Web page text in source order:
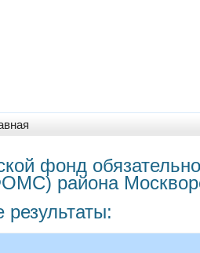
фонд
района